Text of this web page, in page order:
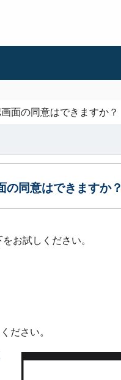
面の同意はできますか？
の同意はできますか？
お試しください。
ださい。